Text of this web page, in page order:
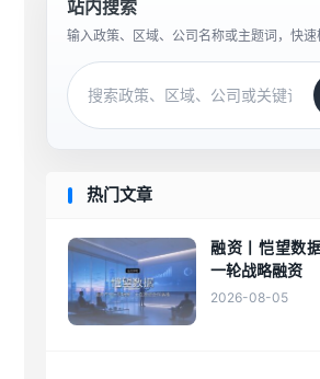
站内搜索
输入政策、区域、公司名称或主题词，快
热门文章
融资丨恺望数
一轮战略融资
2026-08-05